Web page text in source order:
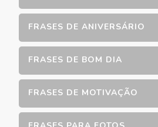
FRASES DE ANIVERSÁRIO
FRASES DE BOM DIA
FRASES DE MOTIVAÇÃO